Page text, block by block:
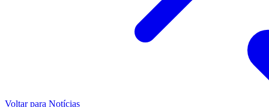
Voltar para Notícias